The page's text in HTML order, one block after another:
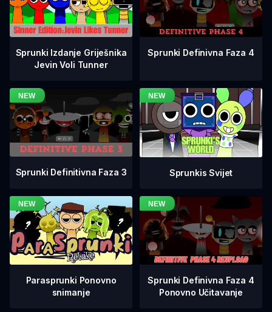
Sprunki Izdanje Griješnika
Jevin Voli Tunner
Sprunki Definivna Faza 4
Sprunki Definitivna Faza 3 Sprunkis Svijet
Parasprunki Ponovno
snimanje
Sprunki Definivna Faza 4
Ponovno Učitavanje